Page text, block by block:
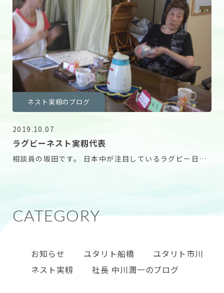
ネスト実籾のブログ
2019.10.07
ラグビーネスト実籾代表
相談員の坂田です。 日本中が注目しているラグビー日本
お知らせ ユタリト船橋
ユタリト市川
ネスト実籾
社長 中川潤一のブログ